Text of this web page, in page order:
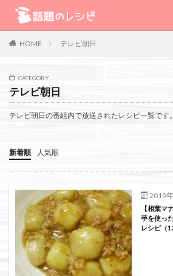
HOME テレビ朝日
CATEGORY
テレビ朝日
テレビ朝日の番組内で放送されたレシピ一覧です。
新着順 人気順
2019
【相葉マ
芋を使っ
レシピ（
キーワード
肉
TV番組
Warning: Use of undefined constant 番組 -
throw an Error in a future version of PHP) in
/home/xs111inc/wadai.info/public_html/
thor-child/searchform-refine.php on line41